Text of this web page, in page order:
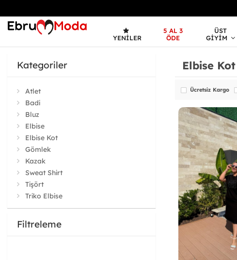
YENILER
5 AL 3
ÖDE
ÜST
GIYIM
Kategoriler
Atlet
Badi
Bluz
Elbise
Elbise Kot
Gömlek
Kazak
Sweat Shirt
Tişört
Triko Elbise
Triko Tunik
Filtreleme
Elbise Kot
Ücretsiz Kargo